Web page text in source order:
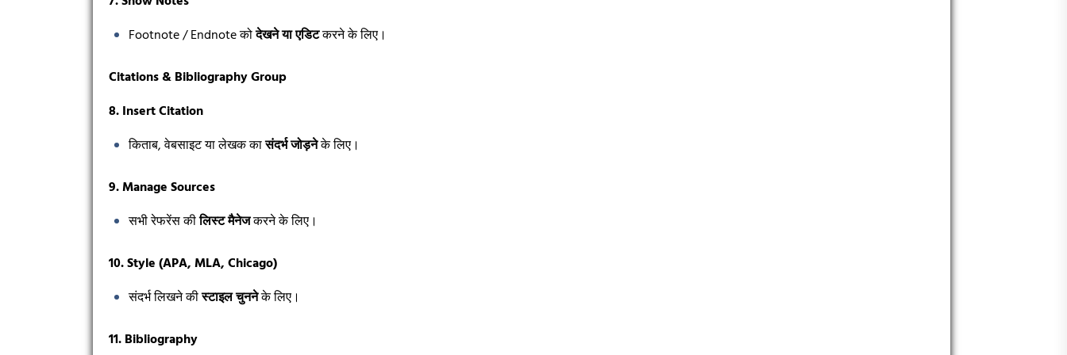
Footnote / Endnote कोदेखने या एडिटकरने के लिए।
Citations & Bibliography Group
8. Insert Citation
किताब, वेबसाइट या लेखक कासंदर्भ जोड़नेके लिए।
9. Manage Sources
सभी रेफरेंस कीलिस्ट मैनेजकरने के लिए।
10. Style (APA, MLA, Chicago)
संदर्भ लिखने कीस्टाइल चुननेके लिए।
11. Bibliography